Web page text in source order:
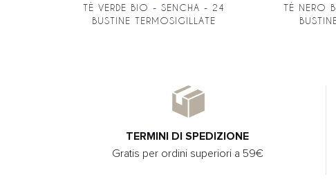
TÈ VERDE BIO - SENCHA - 24
BUSTINE TERMOSIGILLATE
TÈ NERO
TERMINI DI SPEDIZIONE
Gratis per ordini superiori a 59€